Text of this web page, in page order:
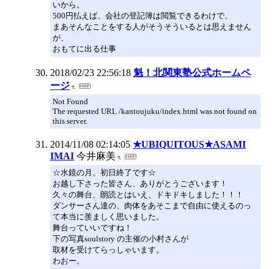
いから。
500円払えば、会社の登記簿は閲覧できるわけで、
まあそんなことをする人がそうそういるとは思えません
が、
おもてに出る仕事
2018/02/23 22:56:18 魁！北関東塾公式ホームペ
ージ
Not Found
The requested URL /kantoujuku/index.html was not found on
this server.
2014/11/08 02:14:05 ★UBIQUITOUS★ASAMI
IMAI 今井麻美
☆水鏡の月、初日終了です☆
お越し下さった皆さん、ありがとうございます！
久々の舞台、朗読とはいえ、ドキドキしました！！！
ダンサーさん達の、肉体をあそこまで自由に使えるのっ
て本当に羨ましく思いました。
舞台っていいですね！
下の写真soulstory の主催の小村さんが
取材を受けてらっしゃいます。
わおー。